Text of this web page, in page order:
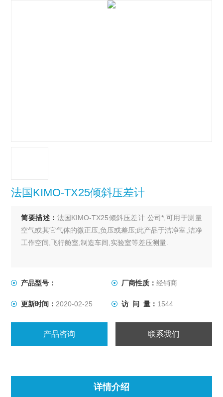
法国KIMO-TX25倾斜压差计
简要描述： 法国KIMO-TX25倾斜压差计 公司*,可用于测量
空气或其它气体的微正压,负压或差压;此产品于洁净室,洁净
工作空间,飞行舱室,制造车间,实验室等差压测量.
产品型号： 厂商性质： 经销商
更新时间： 2020-02-25 访 问 量： 1544
产品咨询 联系我们
详情介绍